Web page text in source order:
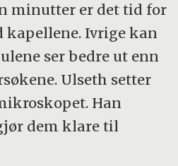
minutter er det tid for
kapellene. Ivrige kan
ser bedre ut enn
Ulseth setter
Han
dem klare til